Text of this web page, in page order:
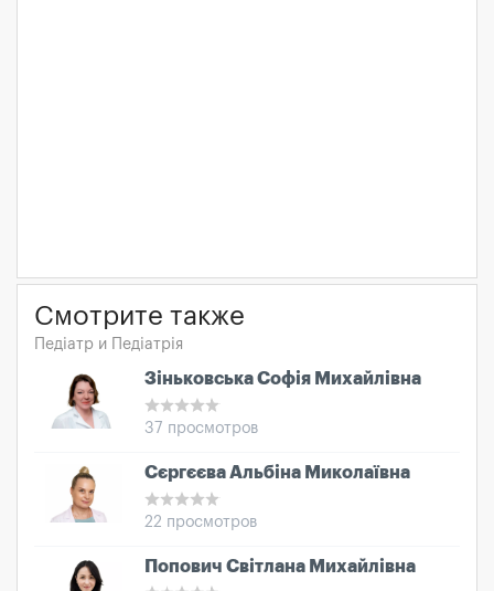
Смотрите также
Педіатр и Педіатрія
Зіньковська Софія Михайлівна
37 просмотров
Сєргєєва Альбіна Миколаївна
22 просмотров
Попович Світлана Михайлівна